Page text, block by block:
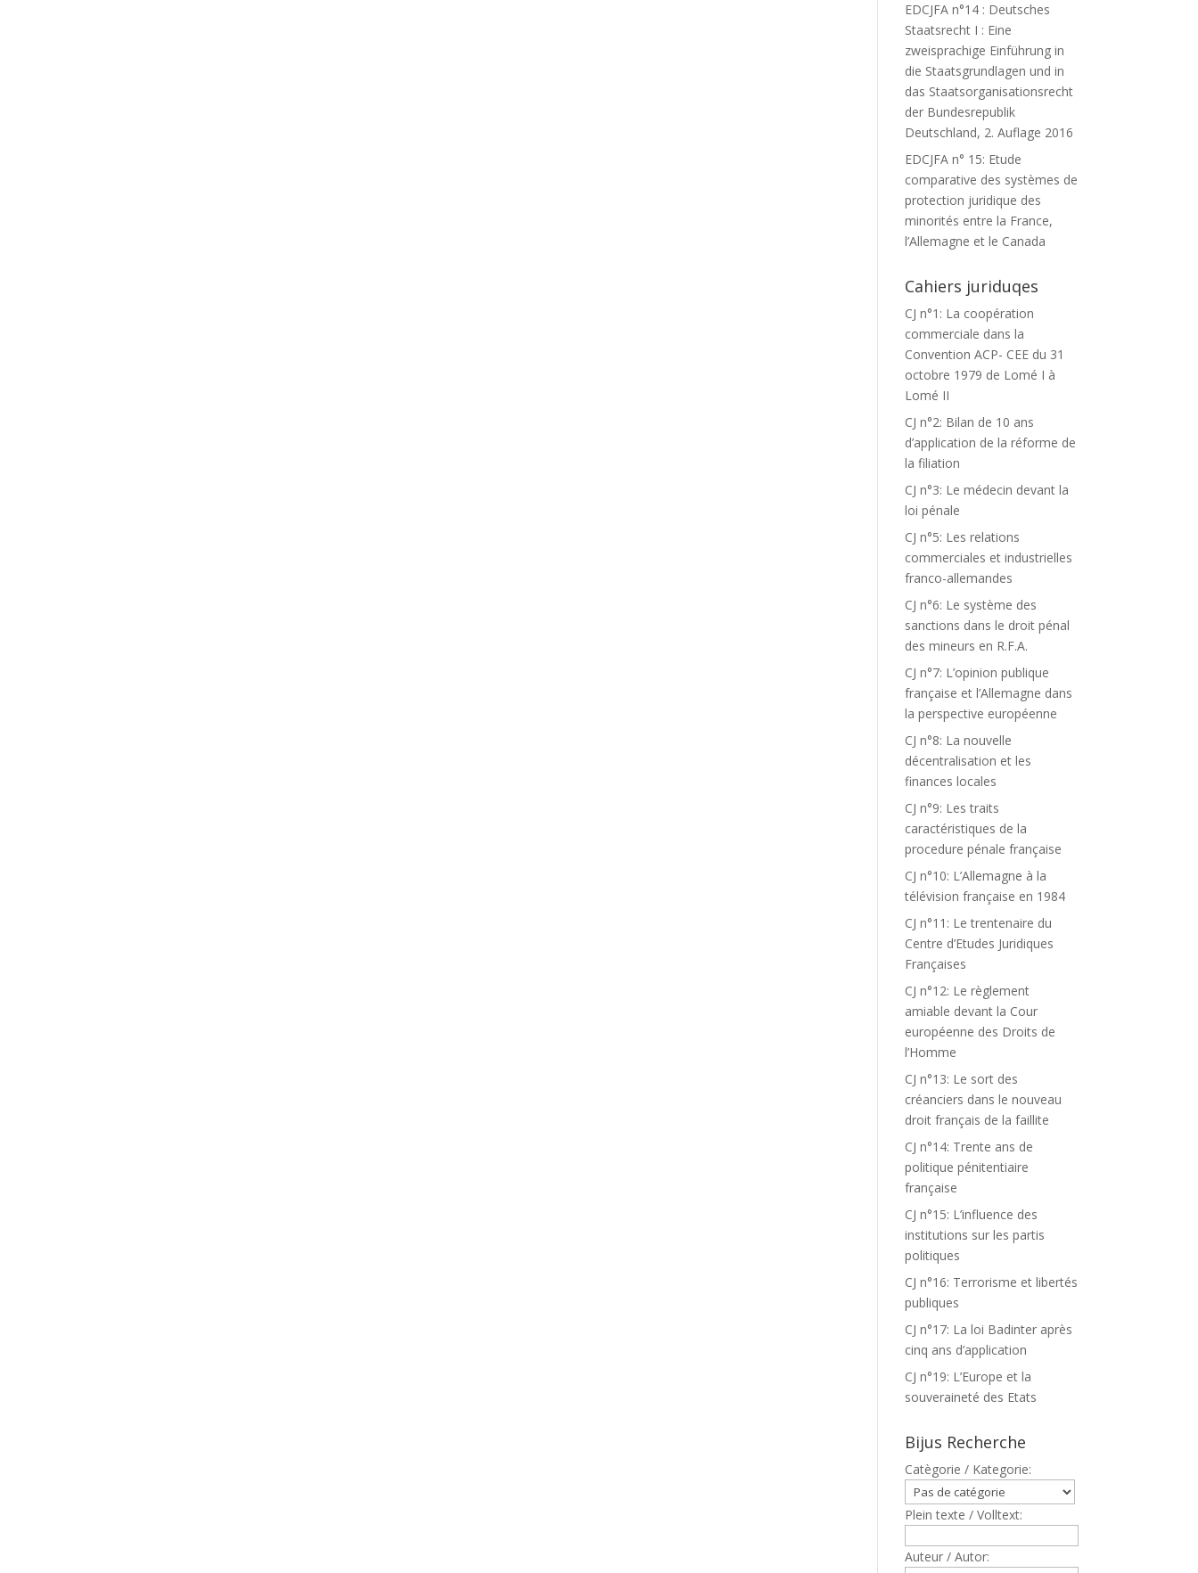
EDCJFA n°14 : Deutsches
Staatsrecht I : Eine
zweisprachige Einführung in
die Staatsgrundlagen und in
das Staatsorganisationsrecht
der Bundesrepublik
Deutschland, 2. Auflage 2016
EDCJFA n° 15: Etude
comparative des systèmes de
protection juridique des
minorités entre la France,
l’Allemagne et le Canada
Cahiers juriduqes
CJ n°1: La coopération
commerciale dans la
Convention ACP- CEE du 31
octobre 1979 de Lomé I à
Lomé II
CJ n°2: Bilan de 10 ans
d’application de la réforme de
la filiation
CJ n°3: Le médecin devant la
loi pénale
CJ n°5: Les relations
commerciales et industrielles
franco-allemandes
CJ n°6: Le système des
sanctions dans le droit pénal
des mineurs en R.F.A.
CJ n°7: L’opinion publique
française et l’Allemagne dans
la perspective européenne
CJ n°8: La nouvelle
décentralisation et les
finances locales
CJ n°9: Les traits
caractéristiques de la
procedure pénale française
CJ n°10: L’Allemagne à la
télévision française en 1984
CJ n°11: Le trentenaire du
Centre d’Etudes Juridiques
Françaises
CJ n°12: Le règlement
amiable devant la Cour
européenne des Droits de
l’Homme
CJ n°13: Le sort des
créanciers dans le nouveau
droit français de la faillite
CJ n°14: Trente ans de
politique pénitentiaire
française
CJ n°15: L’influence des
institutions sur les partis
politiques
CJ n°16: Terrorisme et libertés
publiques
CJ n°17: La loi Badinter après
cinq ans d’application
CJ n°19: L’Europe et la
souveraineté des Etats
Bijus Recherche
Catègorie / Kategorie:
Plein texte / Volltext:
Auteur / Autor: